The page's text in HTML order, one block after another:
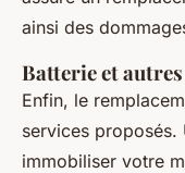
ainsi des
Batterie et
Enfin, le
services proposés.
immobiliser votre